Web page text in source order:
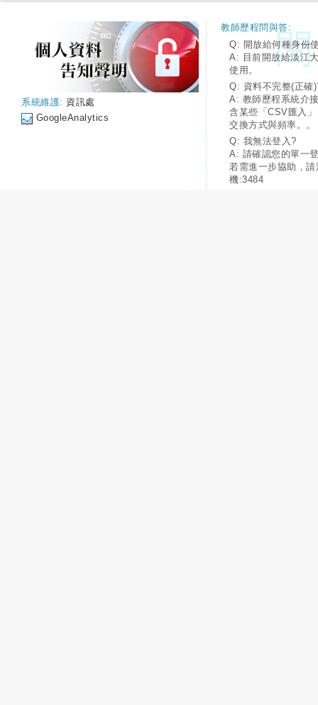
系統維護: 資訊處
GoogleAnalytics
教師歷程問與答:
Q: 開放給何種身份
A: 目前開放給淡江
使用。
Q: 資料不完整(正確
A: 教師歷程系統介
含某些「CSV匯入
交換方式與頻率。。
Q: 我無法登入?
A: 請確認您的單一
若需進一步協助，
機:3484